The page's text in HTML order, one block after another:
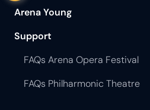
Arena Young
Support
FAQs Arena Opera Festival
FAQs Philharmonic Theatre